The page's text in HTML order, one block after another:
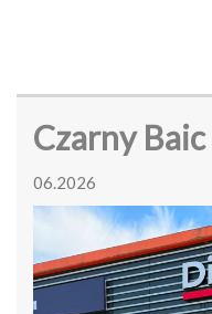
Czarny
06.2026